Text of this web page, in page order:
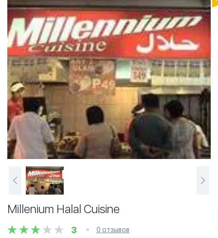
Millenium Halal Cuisine
3 0 отзывов